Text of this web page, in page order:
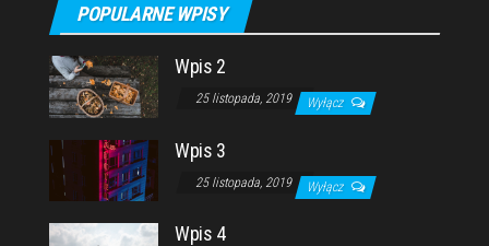
POPULARNE WPISY
Wpis 2
25 listopada, 2019 Wyłącz
Wpis 3
25 listopada, 2019 Wyłącz
Wpis 4